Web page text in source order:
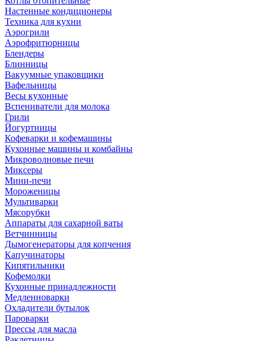
Настенные кондиционеры
Техника для кухни
Аэрогрили
Аэрофритюрницы
Блендеры
Блинницы
Вакуумные упаковщики
Вафельницы
Весы кухонные
Вспениватели для молока
Грили
Йогуртницы
Кофеварки и кофемашины
Кухонные машины и комбайны
Микроволновые печи
Миксеры
Мини-печи
Мороженицы
Мультиварки
Мясорубки
Аппараты для сахарной ваты
Ветчинницы
Дымогенераторы для копчения
Капучинаторы
Кипятильники
Кофемолки
Кухонные принадлежности
Медленноварки
Охладители бутылок
Пароварки
Прессы для масла